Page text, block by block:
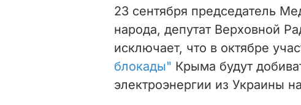
23 сентября председатель
народа, депутат Верховной
исключает, что в октябре
блокады" Крыма будут
электроэнергии из Украины